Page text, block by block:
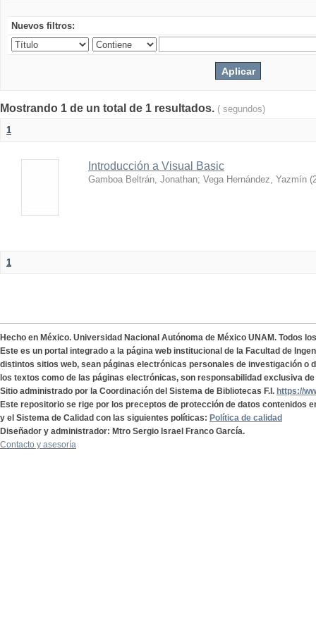
Nuevos filtros:
Mostrando 1 de un total de 1 resultados. ( segundos)
1
Introducción a Visual Basic
Gamboa Beltrán, Jonathan; Vega Hernández, Yazmín (
1
Hecho en México. Universidad Nacional Autónoma de México UNAM. Todos
Este es un portal integrado a la página web institucional de la Facultad de
distintos sitios web, sean páginas electrónicas personales de investigación o
los textos como de las páginas electrónicas, son responsabilidad exclusiva
Sitio administrado por la Coordinación del Sistema de Bibliotecas F.I. https://
Este repositorio se rige por los preceptos de protección de datos contenidos
y el Sistema de Calidad con las siguientes políticas: Política de calidad
Diseñador y administrador: Mtro Sergio Israel Franco García.
Contacto y asesoría